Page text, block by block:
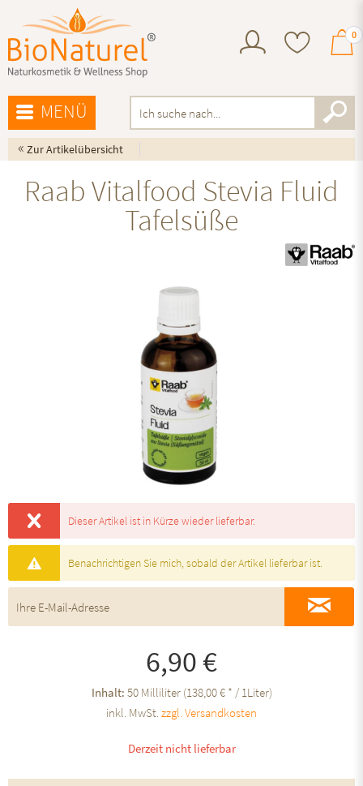
0
MENÜ
« Zur Artikelübersicht
Raab Vitalfood Stevia Fluid
Tafelsüße
Dieser Artikel ist in Kürze wieder lieferbar.
Benachrichtigen Sie mich, sobald der Artikel lieferbar ist.
6,90 €
Inhalt: 50 Milliliter (138,00 € * / 1Liter)
inkl. MwSt.zzgl. Versandkosten
Derzeit nicht lieferbar